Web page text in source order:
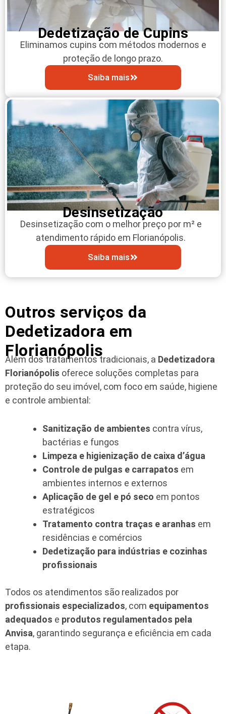
Dedetização de Cupins
Eliminamos cupins com métodos modernos e
proteção de longo prazo.
Saiba mais
Desinsetização
Desinsetização com o melhor preço por m² e
atendimento rápido em Florianópolis.
Saiba mais
Outros serviços da
Dedetizadora em
Florianópolis
Além dos tratamentos tradicionais, a Dedetizadora
Florianópolis oferece soluções completas para
proteção do seu imóvel, com foco em saúde, higiene
e controle ambiental:
Sanitização de ambientes contra vírus,
bactérias e fungos
Limpeza e higienização de caixa d’água
Controle de pulgas e carrapatos em
ambientes internos e externos
Aplicação de gel e pó seco em pontos
estratégicos
Tratamento contra traças e aranhas em
residências e comércios
Dedetização para indústrias e cozinhas
profissionais
Todos os atendimentos são realizados por
profissionais especializados, com equipamentos
adequados e produtos regulamentados pela
Anvisa, garantindo segurança e eficiência em cada
etapa.